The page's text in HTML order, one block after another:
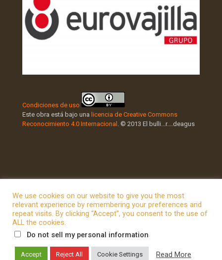
Condiciones de uso
Este obra está bajo una licencia de Creative Commons
Reconocimiento 4.0 Internacional
. © 2013 El bulli...r....deagus
© 2026 Betheme by Muffin group
We use cookies on our website to give you the most
relevant experience by remembering your preferences and
repeat visits. By clicking “Accept”, you consent to the use of
ALL the cookies.
Do not sell my personal information.
Accept Reject All Cookie Settings Read More